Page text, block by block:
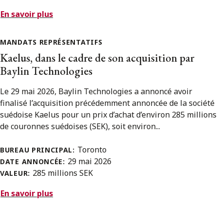
En savoir plus
MANDATS REPRÉSENTATIFS
Kaelus, dans le cadre de son acquisition par
Baylin Technologies
Le 29 mai 2026, Baylin Technologies a annoncé avoir
finalisé l’acquisition précédemment annoncée de la société
suédoise Kaelus pour un prix d’achat d’environ 285 millions
de couronnes suédoises (SEK), soit environ...
BUREAU PRINCIPAL: Toronto
DATE ANNONCÉE: 29 mai 2026
VALEUR: 285 millions SEK
En savoir plus